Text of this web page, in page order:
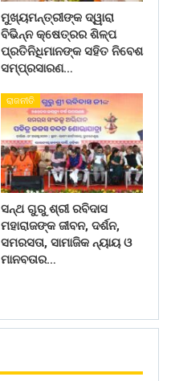
ମୁଖ୍ୟମନ୍ତ୍ରୀଙ୍କ ଦ୍ୱାରା
ବିଭିନ୍ନ କ୍ଷେତ୍ରର ଶିଳ୍ପ
ପ୍ରତିନିଧିମାନଙ୍କ ସହିତ ନିବେଶ
ସମ୍ପ୍ରସାରଣ…
ରାଜନୀତି
ସନ୍ଥ ଗୁରୁ ଶ୍ରୀ ରବିଦାସ
ମହାରାଜଙ୍କ ଜୀବନ, ଦର୍ଶନ,
ସମରସତା, ସାମାଜିକ ନ୍ୟାୟ ଓ
ମାନବତାର…